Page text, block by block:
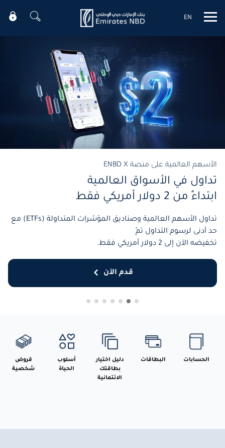
Mobile menu
EN
الأسهم العالمية على منصة ENBD X
تداول في الأسواق العالمية
ابتداءً من 2 دولار أمريكي فقط
تداول الأسهم العالمية وصناديق المؤشرات المتداولة (ETFs) مع
حد أدنى لرسوم التداول تمّ
تخفيضه الآن إلى 2 دولار أمريكي فقط.
قدم الآن
الحسابات البطاقات
دليل اختيار
بطاقتك
الائتمانية
أسلوب
الحياة
قروض
شخصية